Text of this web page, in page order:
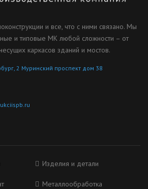
и все, что с ними связано. Мы
и типовые МК любой сложности – от
каркасов зданий и мостов.
2 Муринский проспект дом 38
Изделия и детали
Металлообработка